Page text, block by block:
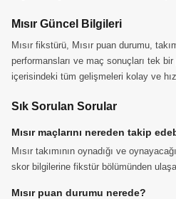
Mısır Güncel Bilgileri
Mısır fikstürü, Mısır puan durumu,
performansları ve maç sonuçları tek
içerisindeki tüm gelişmeleri kolay ve
Sık Sorulan Sorular
Mısır maçlarını nereden takip
Mısır takımının oynadığı ve
skor bilgilerine fikstür bölümünden
Mısır puan durumu nerede?